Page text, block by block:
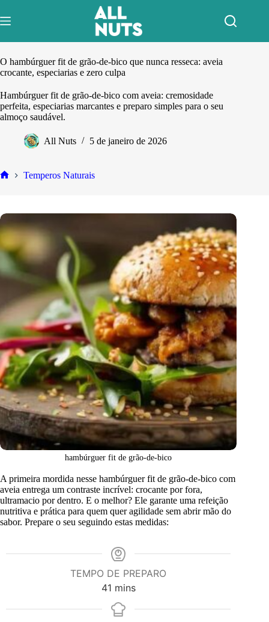
para
o
O hambúrguer fit de grão-de-bico que nunca resseca: aveia
crocante, especiarias e zero culpa
Hambúrguer fit de grão-de-bico com aveia: cremosidade
perfeita, especiarias marcantes e preparo simples para o seu
almoço saudável.
All Nuts 5 de janeiro de 2026
Temperos Naturais
hambúrguer fit de grão-de-bico
A primeira mordida nesse hambúrguer fit de grão-de-bico com
aveia entrega um contraste incrível: crocante por fora,
ultramacio por dentro. E o melhor? Ele garante uma refeição
nutritiva e prática para quem quer agilidade sem abrir mão do
sabor. Prepare o seu seguindo estas medidas:
TEMPO DE PREPARO
41minutes
mins